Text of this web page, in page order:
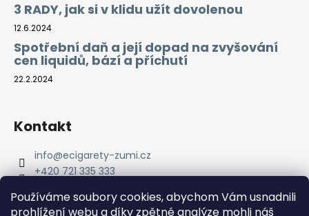
Používáme soubory cookies, abychom Vám usnadnili
prohlížení webu a díky zpětné analýze mohli náš
3 RADY, jak si v klidu užít dovolenou
12.6.2024
Spotřební daň a její dopad na zvyšování
cen liquidů, bází a příchutí
22.2.2024
Kontakt
info@ecigarety-zumi.cz
+420 721 335 333